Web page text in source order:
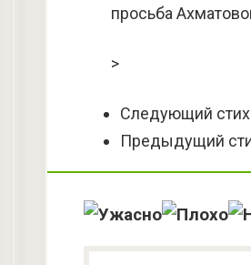
просьба
>
Следующий
Предыдущий